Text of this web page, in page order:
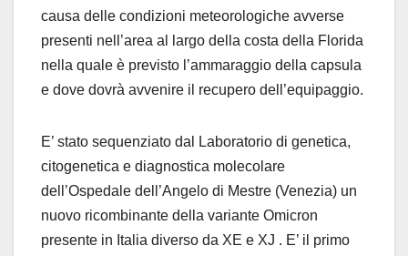
causa delle condizioni meteorologiche avverse
presenti nell’area al largo della costa della Florida
nella quale è previsto l’ammaraggio della capsula
e dove dovrà avvenire il recupero dell’equipaggio.
E’ stato sequenziato dal Laboratorio di genetica,
citogenetica e diagnostica molecolare
dell’Ospedale dell’Angelo di Mestre (Venezia) un
nuovo ricombinante della variante Omicron
presente in Italia diverso da XE e XJ . E’ il primo